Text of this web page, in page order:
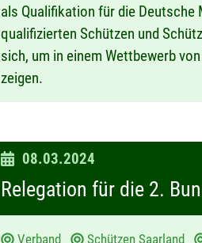
als Qualifikation für die
qualifizierten Schützen und
sich, um in einem Wettbewerb
zeigen.
D
a
t
08.03.2024
Relegation für die 2.
Verband Schützen Saarland